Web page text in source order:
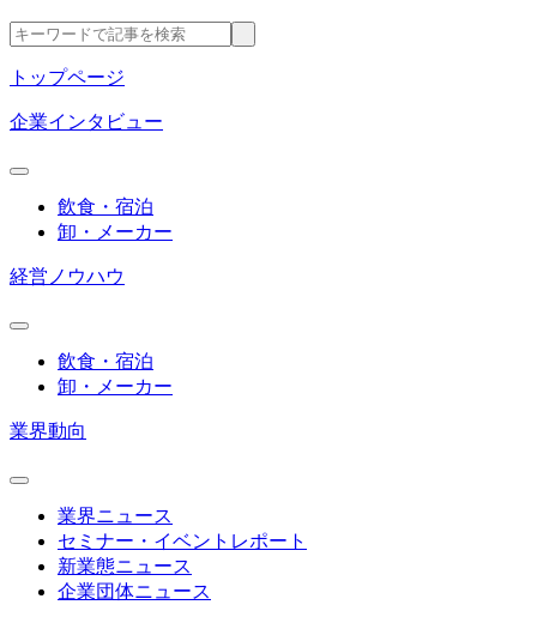
トップページ
企業インタビュー
飲食・宿泊
卸・メーカー
経営ノウハウ
飲食・宿泊
卸・メーカー
業界動向
業界ニュース
セミナー・イベントレポート
新業態ニュース
企業団体ニュース